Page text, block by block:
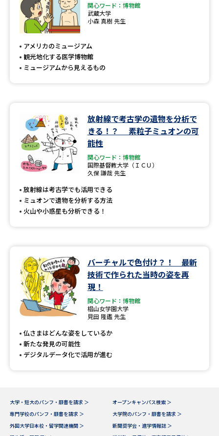
関心ワード：博物館
武蔵大学
小森 真樹 先生
アメリカのミュージアム
観光地化する医学博物館
ミュージアムから見えるもの
放射線で考古学の遺物を分析で
きる！？ 素粒子ミュオンの可
能性
関心ワード：博物館
国際基督教大学（ＩＣＵ）
久保 謙哉 先生
放射線は考古学でも活用できる
ミュオンで遺物を分析する方法
火山や小惑星も分析できる！
バーチャルで色付け？！ 最新
技術で作られた当時の姿を再
現！
関心ワード：博物館
椙山女学園大学
見田 隆鑑 先生
仏さまはどんな姿をしているか
新たな発見の可能性
デジタルデータ化で活用が進む
大学・短大のパンフ・願書を請求 ＞
オープンキャンパス検索 ＞
専門学校のパンフ・願書を請求 ＞
大学院のパンフ・願書を請求 ＞
外国大学日本校・留学関連機関 ＞
新聞奨学会・進学情報誌 ＞